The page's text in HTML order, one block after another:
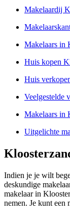
Makelaardij
Makelaars in
Huis kopen
Huis
Veelgestelde
Makelaars in
Uitgelichte
Indien je je wilt
deskundige
makelaar in
nemen. Je kunt een